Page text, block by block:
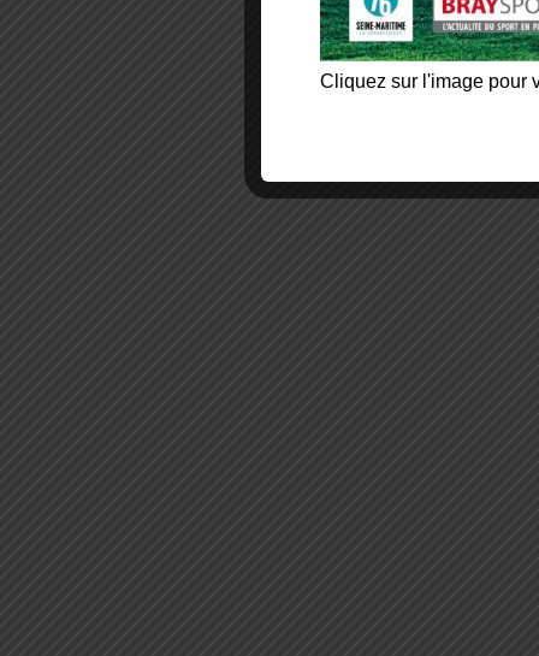
Cliquez sur l'image pour